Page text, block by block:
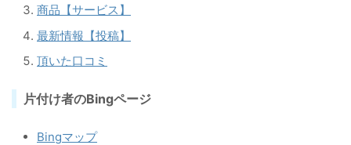
商品【サービス】
最新情報【投稿】
頂いた口コミ
片付け者のBingページ
Bingマップ